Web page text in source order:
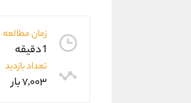
زمان مطالعه
1 دقیقه
تعداد بازدید
۷,۰۰۳ بار